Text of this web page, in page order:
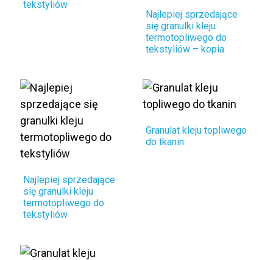
tekstyliów
Najlepiej sprzedające
się granulki kleju
termotopliwego do
tekstyliów – kopia
Najlepiej sprzedające
się granulki kleju
termotopliwego do
tekstyliów
Granulat kleju topliwego
do tkanin